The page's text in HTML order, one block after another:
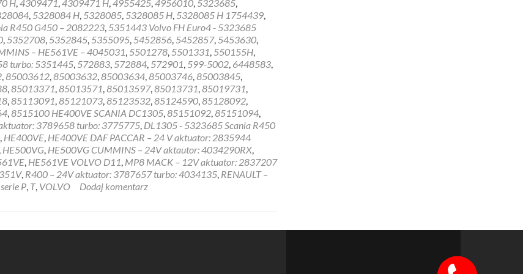
H,4309471,4309471 H,4955425,4956010, 5323685,
, 5328084 H, 5328085, 5328085 H, 5328085 H 1754439,
R450 G450 – 2082223, 5351443 Volvo FH Euro4 - 5323685
, 5352708, 5352845, 5355095, 5452856, 5452857, 5453630,
– HE561VE – 4045031, 5501278, 5501331, 550155H,
turbo: 5351445, 572883, 572884, 572901, 599-5002, 6448583,
,85003612,85003632,85003634,85003746,85003845,
,85013371,85013571,85013597,85013731,85019731,
,85113091,85121073,85123532,85124590,85128092,
,8515100 HE400VE SCANIA DC1305,85151092,85151094,
3789658 turbo: 3775775, DL1305 - 5323685 Scania R450
, HE400VE, HE400VE DAF PACCAR – 24 V aktuator: 2835944
, HE500VG, HE500VG CUMMINS – 24V aktautor: 4034290RX,
, HE561VE VOLVO D11, MP8 MACK – 12V aktuator: 2837207
, R400 – 24V aktuator: 3787657 turbo: 4034135, RENAULT –
serie P, T, VOLVO Dodaj komentarz
Szybki